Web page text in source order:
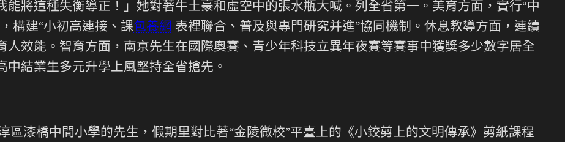
將這種失衡導正！」她對著牛土豪和虛空中的張水瓶大喊。列全省第一。美育方面，實行“中
構建“小初高連接、課包養網 表裡聯合、普及與專門研究并進”協同機制。休息教導方面，連續
人效能。智育方面，南京先生在國際奧賽、青少年科技立異年夜賽等賽事中獲獎多少數字居全
結業生多元升學上風堅持全省搶先。
區漆橋中間小學的先生，假期里對比著“金陵微校”平臺上的《小鉸剪上的文明傳承》剪紙課程